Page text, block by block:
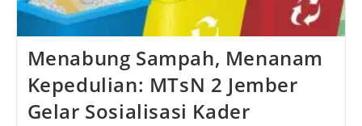
Menabung Sampah, Menanam
Kepedulian: MTsN 2 Jember
Gelar Sosialisasi Kader